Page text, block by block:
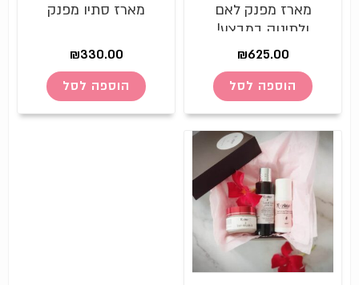
מארז מפנק לאם
ולתינוק במבצע!
₪625.00
הוספה לסל
מארז סתיו מפנק
₪330.00
הוספה לסל